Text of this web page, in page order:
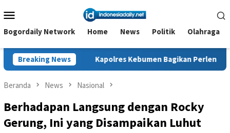
ke
kontenMobile
Bogordaily Network Home News Politik Olahraga
Breaking News
Kapolres Kebumen Bagikan Perlengkapan Sekolah
Beranda News Nasional
Berhadapan Langsung dengan Rocky
Gerung, Ini yang Disampaikan Luhut